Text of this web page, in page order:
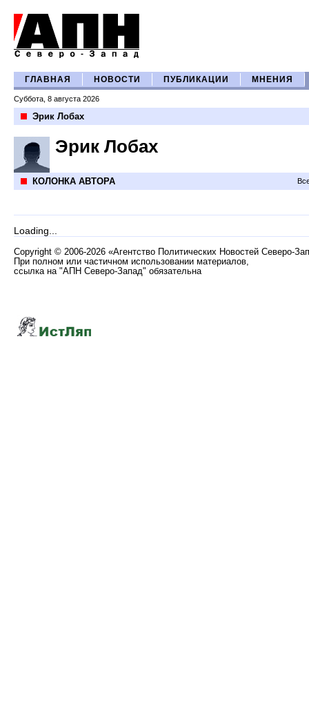
ГЛАВНАЯ НОВОСТИ ПУБЛИКАЦИИ МНЕНИЯ
Суббота, 8 августа 2026
Эрик Лобах
Эрик Лобах
КОЛОНКА АВТОРА
Loading...
Copyright © 2006-2026 «Агентство Политических Новостей Северо-
При полном или частичном использовании материалов,
ссылка на "АПН Северо-Запад" обязательна